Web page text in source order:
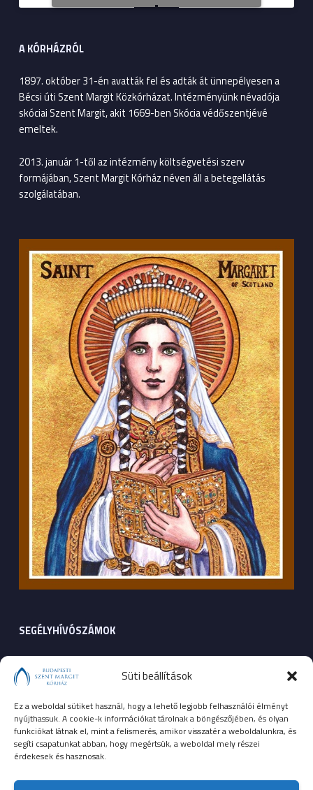
Süti beállítások
Ez a weboldal sütiket használ, hogy a lehető legjobb felhasználói élményt
nyújthassuk. A cookie-k információkat tárolnak a böngészőjében, és olyan
funkciókat látnak el, mint a felismerés, amikor visszatér a weboldalunkra, és
segíti csapatunkat abban, hogy megértsük, a weboldal mely részei
érdekesek és hasznosak.
A KÓRHÁZRÓL
1897. október 31-én avatták fel és adták át ünnepélyesen a
Bécsi úti Szent Margit Közkórházat. Intézményünk névadója
skóciai Szent Margit, akit 1669-ben Skócia védőszentjévé
emeltek.
2013. január 1-től az intézmény költségvetési szerv
formájában, Szent Margit Kórház néven áll a betegellátás
szolgálatában.
SEGÉLYHÍVÓSZÁMOK
107rendőrség
112egységes európai segélyhívószám